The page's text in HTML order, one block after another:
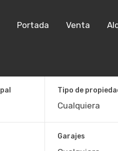
Portada Venta
Tipo de
Garajes